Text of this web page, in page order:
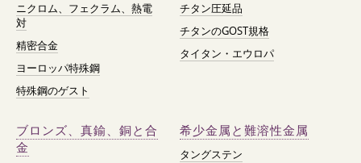
ニクロム、フェクラム、熱電
対
精密合金
ヨーロッパ特殊鋼
特殊鋼のゲスト
チタン圧延品
チタンのGOST規格
タイタン・エウロパ
ブロンズ、真鍮、銅と合
金
希少金属と難溶性金属
タングステン